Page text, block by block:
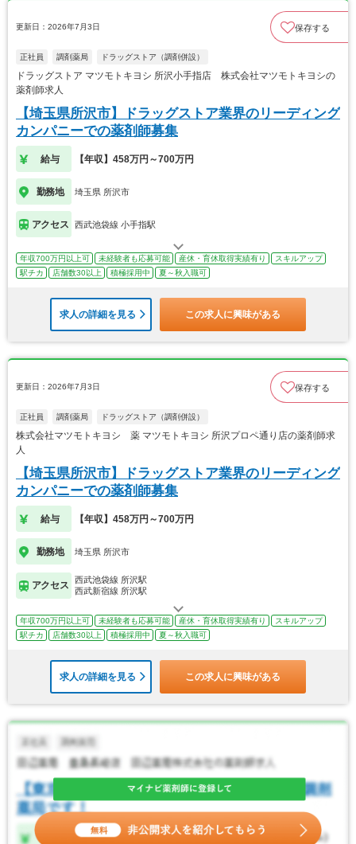
更新日：2026年7月3日 保存する
正社員 調剤薬局 ドラッグストア（調剤併設）
ドラッグストア マツモトキヨシ 所沢小手指店 株式会社マツモトキヨシの
薬剤師求人
【埼玉県所沢市】ドラッグストア業界のリーディング
カンパニーでの薬剤師募集
給与 【年収】458万円～700万円
勤務地 埼玉県 所沢市
アクセス 西武池袋線 小手指駅
年収700万円以上可 未経験者も応募可能 産休・育休取得実績有り
スキルアップ
駅チカ
店舗数30以上 積極採用中 夏～秋入職可
求人の詳細を見る この求人に興味がある
更新日：2026年7月3日 保存する
正社員 調剤薬局 ドラッグストア（調剤併設）
株式会社マツモトキヨシ 薬 マツモトキヨシ 所沢プロペ通り店の薬剤師求
人
【埼玉県所沢市】ドラッグストア業界のリーディング
カンパニーでの薬剤師募集
給与 【年収】458万円～700万円
勤務地 埼玉県 所沢市
アクセス
西武池袋線 所沢駅
西武新宿線 所沢駅
年収700万円以上可 未経験者も応募可能 産休・育休取得実績有り
スキルアップ
駅チカ
店舗数30以上 積極採用中 夏～秋入職可
求人の詳細を見る この求人に興味がある